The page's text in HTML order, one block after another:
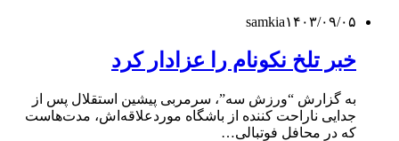
samkia۱۴۰۳/۰۹/۰۵
خبر تلخ نکونام را عزادار کرد
به گزارش “ورزش سه”، سرمربی پیشین استقلال پس از
جدایی ناراحت کننده‌ از باشگاه موردعلاقه‌اش، مدت‌هاست
که در محافل فوتبالی…